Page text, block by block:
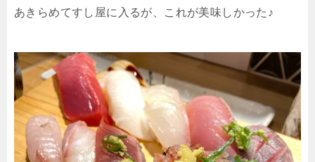
あきらめてすし屋に入るが、これが美味しかった♪